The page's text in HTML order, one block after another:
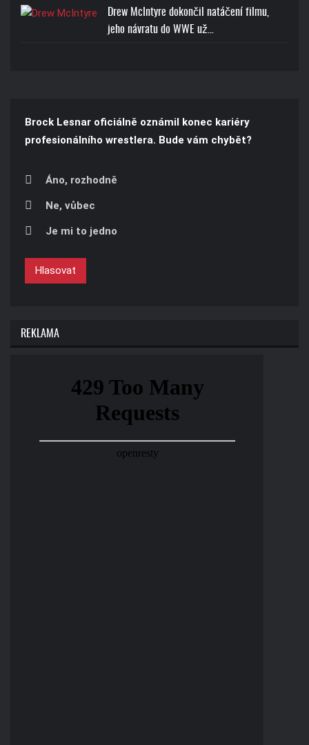
Drew McIntyre dokončil natáčení filmu,
jeho návratu do WWE už…
Brock Lesnar oficiálně oznámil konec kariéry
profesionálního wrestlera. Bude vám chybět?
Áno, rozhodně
Ne, vůbec
Je mi to jedno
Hlasovat
REKLAMA